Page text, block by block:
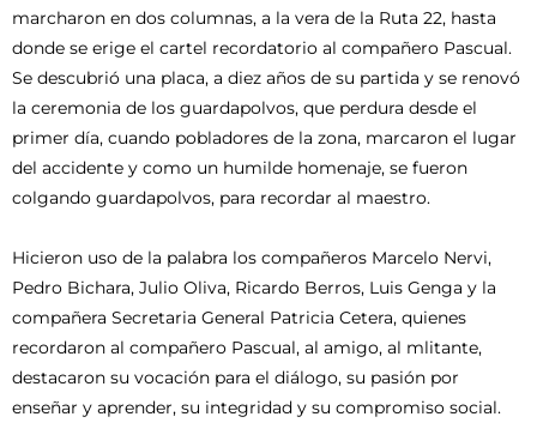
marcharon en dos columnas, a la vera de la Ruta 22, hasta
donde se erige el cartel recordatorio al compañero Pascual.
Se descubrió una placa, a diez años de su partida y se renovó
la ceremonia de los guardapolvos, que perdura desde el
primer día, cuando pobladores de la zona, marcaron el lugar
del accidente y como un humilde homenaje, se fueron
colgando guardapolvos, para recordar al maestro.
Hicieron uso de la palabra los compañeros Marcelo Nervi,
Pedro Bichara, Julio Oliva, Ricardo Berros, Luis Genga y la
compañera Secretaria General Patricia Cetera, quienes
recordaron al compañero Pascual, al amigo, al mlitante,
destacaron su vocación para el diálogo, su pasión por
enseñar y aprender, su integridad y su compromiso social.